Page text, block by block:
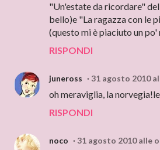
"Un'estate da ricordare"
bello)e "La ragazza con le
(questo mi è piaciuto un po'
RISPONDI
juneross 31 agosto 2010
oh meraviglia, la
RISPONDI
noco 31 agosto 2010 alle